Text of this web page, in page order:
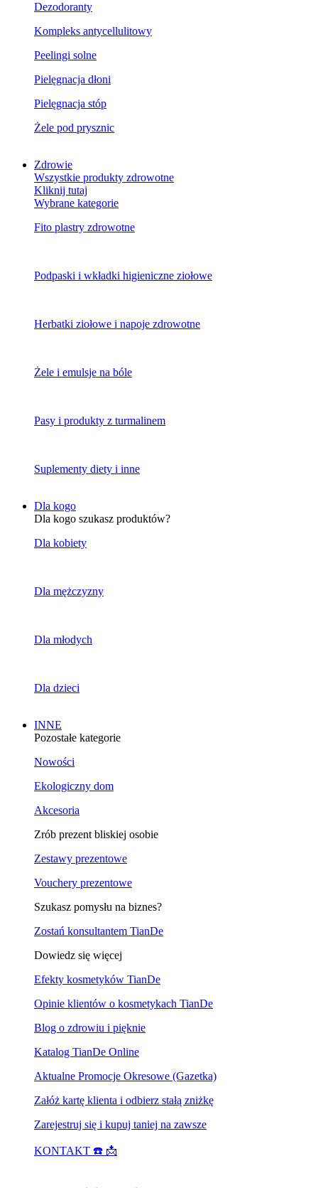
Dezodoranty
Kompleks antycellulitowy
Peelingi solne
Pielęgnacja dłoni
Pielęgnacja stóp
Żele pod prysznic
Zdrowie
Wszystkie produkty zdrowotne
Kliknij tutaj
Wybrane kategorie
Fito plastry zdrowotne
Podpaski i wkładki higieniczne ziołowe
Herbatki ziołowe i napoje zdrowotne
Żele i emulsje na bóle
Pasy i produkty z turmalinem
Suplementy diety i inne
Dla kogo
Dla kogo szukasz produktów?
Dla kobiety
Dla mężczyzny
Dla młodych
Dla dzieci
INNE
Pozostałe kategorie
Nowości
Ekologiczny dom
Akcesoria
Zrób prezent bliskiej osobie
Zestawy prezentowe
Vouchery prezentowe
Szukasz pomysłu na biznes?
Zostań konsultantem TianDe
Dowiedz się więcej
Efekty kosmetyków TianDe
Opinie klientów o kosmetykach TianDe
Blog o zdrowiu i pięknie
Katalog TianDe Online
Aktualne Promocje Okresowe (Gazetka)
Załóż kartę klienta i odbierz stałą zniżkę
Zarejestruj się i kupuj taniej na zawsze
KONTAKT ☎️ 📩